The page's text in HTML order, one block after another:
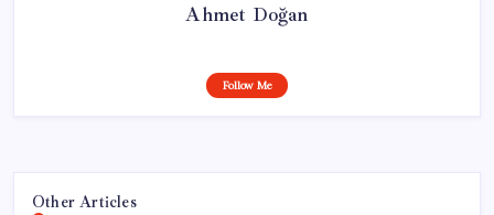
Ahmet Doğan
Follow Me
Other Articles